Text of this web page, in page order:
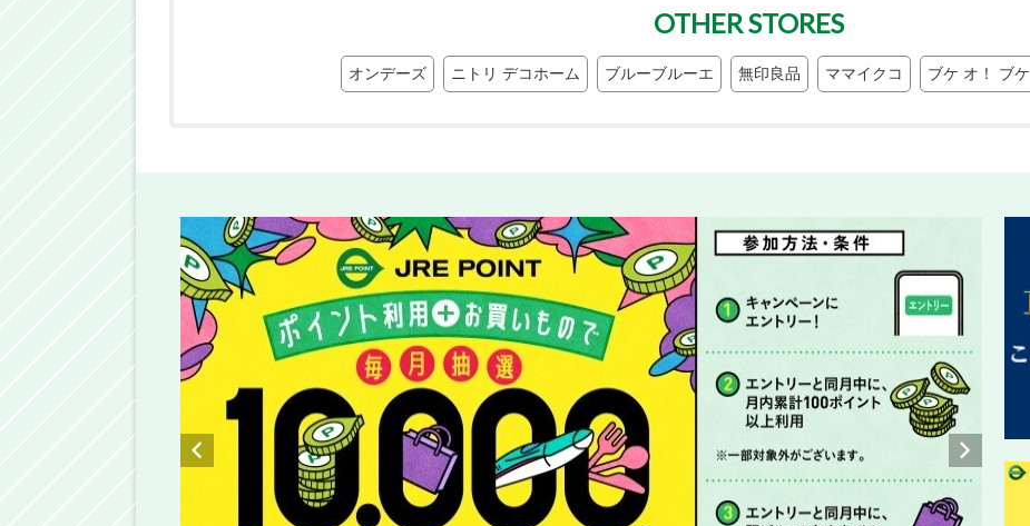
OTHER STORES
オンデーズ ニトリ デコホーム ブルーブルーエ 無印良品 ママイクコ ブケ オ！ ブケ